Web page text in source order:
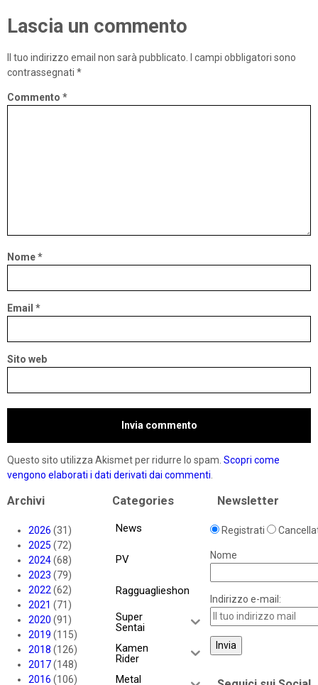
Lascia un commento
Il tuo indirizzo email non sarà pubblicato.
I campi obbligatori sono
contrassegnati *
Commento *
Nome*
Email *
Sito web
Questo sito utilizza Akismet per ridurre lo spam. Scopri come
vengono elaborati i dati derivati dai commenti
Archivi
2026 (31)
2025 (72)
2024(68)
2023 (79)
2022 (62)
2021 (71)
2020 (91)
2019 (115)
2018 (126)
2017(148)
2016 (106)
Categories
News
PV
Ragguaglieshon
Super
Sentai
Kamen
Rider
Metal
Newsletter
Registrati
Nome
Indirizzo e-mail: